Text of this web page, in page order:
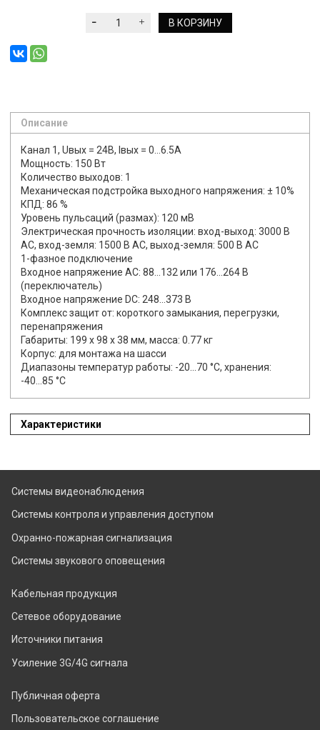
В КОРЗИНУ
Описание
Канал 1, Uвых = 24В, Iвых = 0…6.5А
Мощность: 150 Вт
Количество выходов: 1
Механическая подстройка выходного напряжения: ± 10%
КПД: 86 %
Уровень пульсаций (размах): 120 мВ
Электрическая прочность изоляции: вход-выход: 3000 В
AC, вход-земля: 1500 В AC, выход-земля: 500 В AC
1-фазное подключение
Входное напряжение AC: 88...132 или 176...264 В
(переключатель)
Входное напряжение DC: 248...373 В
Комплекс защит от: короткого замыкания, перегрузки,
перенапряжения
Габариты: 199 x 98 x 38 мм, масса: 0.77 кг
Корпус: для монтажа на шасси
Диапазоны температур работы: -20...70 °C, хранения:
-40...85 °C
Характеристики
Системы видеонаблюдения
Системы контроля и управления доступом
Охранно-пожарная сигнализация
Системы звукового оповещения
Кабельная продукция
Сетевое оборудование
Источники питания
Усиление 3G/4G сигнала
Публичная оферта
Пользовательское соглашение